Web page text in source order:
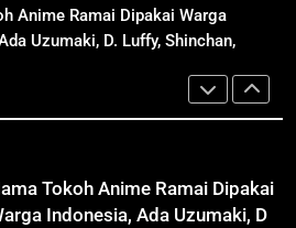
Indonesia, Ada Uzumaki, D.
Shinchan, hingga Doraemon
Anime Ramai Dipakai Warga
Uzumaki, D. Luffy, Shinchan,
Prabowo Minta Bahlil
Tuntaskan Pemadaman
Tokoh Anime Ramai Dipakai
Indonesia, Ada Uzumaki, D.